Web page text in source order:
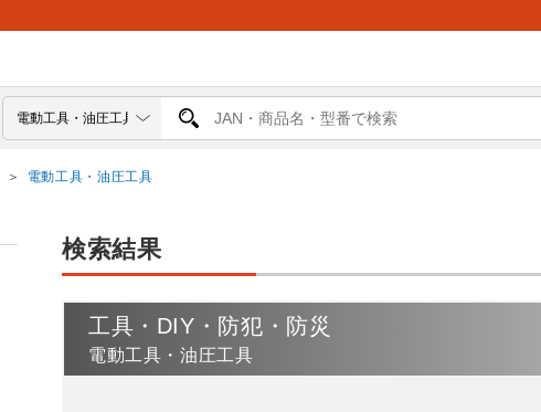
＞ 電動工具・油圧工具
検索結果
工具・DIY・防犯・防災
電動工具・油圧工具